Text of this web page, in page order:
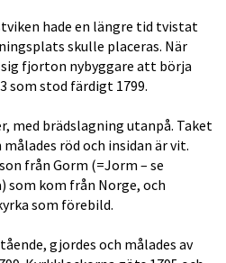
hade en längre tid tvistat
skulle placeras. När
fjorton nybyggare att börja
som stod färdigt 1799.
med brädslagning utanpå. Taket
röd och insidan är vit.
från Gorm (=Jorm – se
som kom från Norge, och
som förebild.
gjordes och målades av